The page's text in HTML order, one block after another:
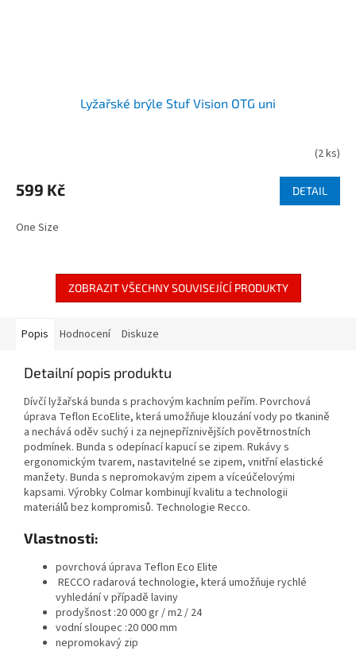
Lyžařské brýle Stuf Vision OTG uni
(2 ks)
599 Kč DETAIL
One Size
ZOBRAZIT VŠECHNY SOUVISEJÍCÍ PRODUKTY
Popis Hodnocení Diskuze
Detailní popis produktu
Dívčí lyžařská bunda s prachovým kachním peřím. Povrchová
úprava Teflon EcoElite, která umožňuje klouzání vody po tkanině
a nechává oděv suchý i za nejnepříznivějších povětrnostních
podmínek. Bunda s odepínací kapucí se zipem. Rukávy s
ergonomickým tvarem, nastavitelné se zipem, vnitřní elastické
manžety. Bunda s nepromokavým zipem a víceúčelovými
kapsami. Výrobky Colmar kombinují kvalitu a technologii
materiálů bez kompromisů. Technologie Recco.
Vlastnosti:
povrchová úprava Teflon Eco Elite
RECCO radarová technologie, která umožňuje rychlé
vyhledání v případě laviny
prodyšnost :20 000 gr / m2 / 24
vodní sloupec :20 000 mm
nepromokavý zip